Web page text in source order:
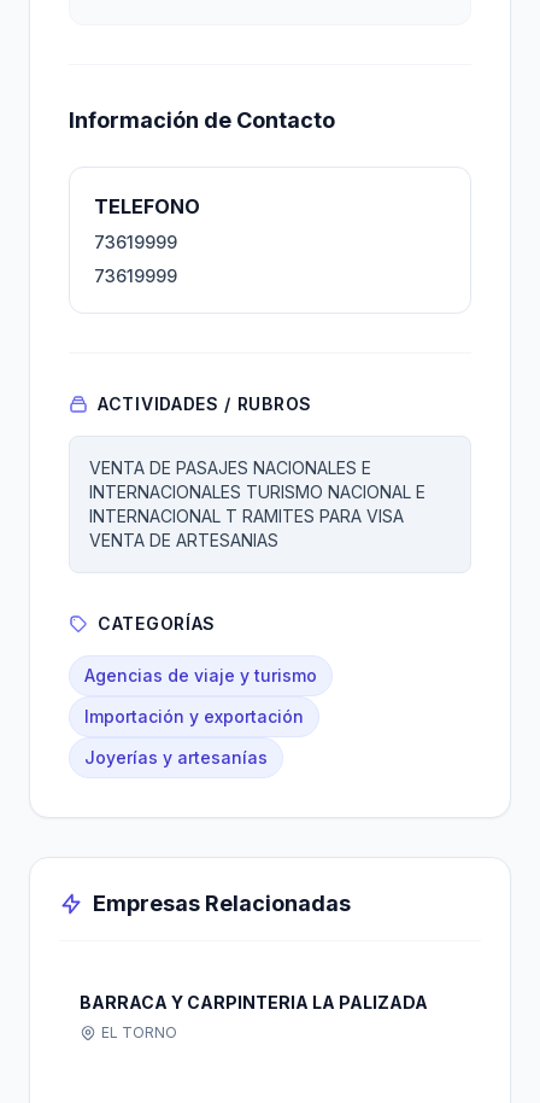
Información de Contacto
TELEFONO
73619999
73619999
ACTIVIDADES / RUBROS
VENTA DE PASAJES NACIONALES E
INTERNACIONALES TURISMO NACIONAL E
INTERNACIONAL T RAMITES PARA VISA
VENTA DE ARTESANIAS
CATEGORÍAS
Agencias de viaje y turismo
Importación y exportación
Joyerías y artesanías
Empresas Relacionadas
BARRACA Y CARPINTERIA LA PALIZADA
EL TORNO